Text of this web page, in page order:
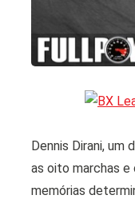
Dennis Dirani, um
as oito marchas
memórias